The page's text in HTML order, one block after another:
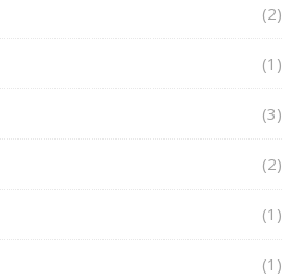
(2)
(1)
(3)
(2)
(1)
(1)